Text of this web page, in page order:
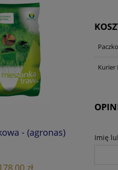
- (agronas)
zł
Kurier
Imię